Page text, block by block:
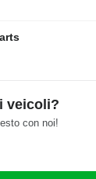
veicoli?
con noi!